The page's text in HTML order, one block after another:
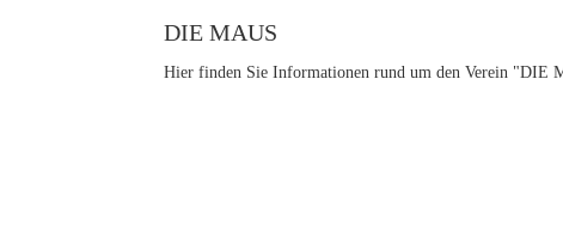
DIE MAUS
Hier finden Sie Informationen rund um den Verein "DIE